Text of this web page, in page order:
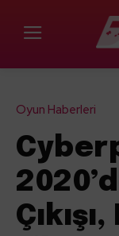
Oyun Haberleri